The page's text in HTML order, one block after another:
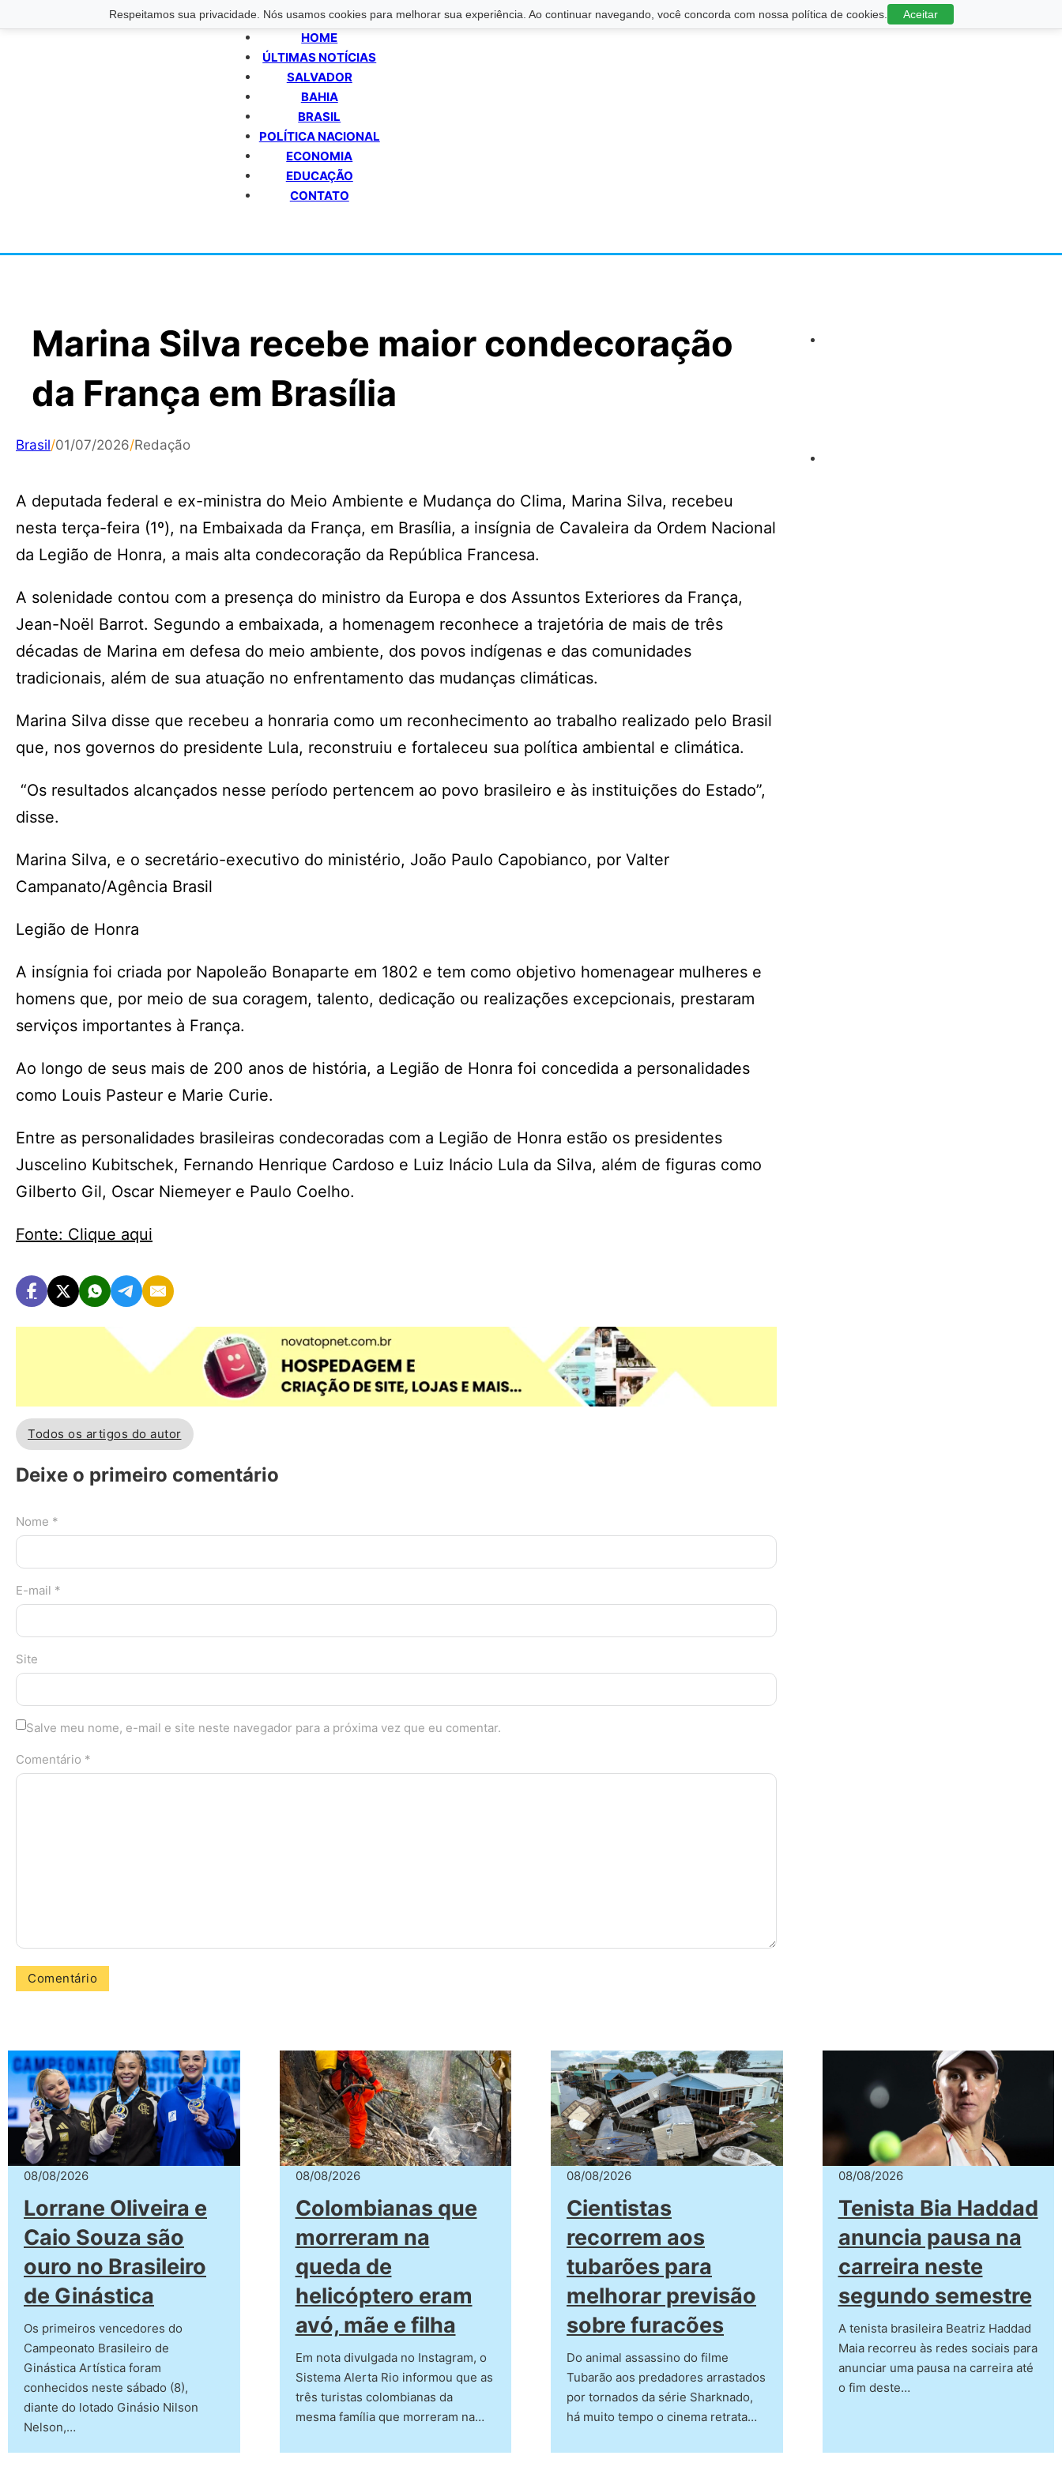
Respeitamos sua privacidade. Nós usamos cookies para melhorar sua experiência. Ao continuar navegando, você concorda com nossa política de cookies. Aceitar
HOME
ÚLTIMAS NOTÍCIAS
SALVADOR
BAHIA
BRASIL
POLÍTICA NACIONAL
ECONOMIA
EDUCAÇÃO
CONTATO
Marina Silva recebe maior condecoração
da França em Brasília
Brasil/01/07/2026/Redação
A deputada federal e ex-ministra do Meio Ambiente e Mudança do Clima, Marina Silva, recebeu
nesta terça-feira (1º), na Embaixada da França, em Brasília, a insígnia de Cavaleira da Ordem Nacional
da Legião de Honra, a mais alta condecoração da República Francesa.
A solenidade contou com a presença do ministro da Europa e dos Assuntos Exteriores da França,
Jean-Noël Barrot. Segundo a embaixada, a homenagem reconhece a trajetória de mais de três
décadas de Marina em defesa do meio ambiente, dos povos indígenas e das comunidades
tradicionais, além de sua atuação no enfrentamento das mudanças climáticas.
Marina Silva disse que recebeu a honraria como um reconhecimento ao trabalho realizado pelo Brasil
que, nos governos do presidente Lula, reconstruiu e fortaleceu sua política ambiental e climática.
“Os resultados alcançados nesse período pertencem ao povo brasileiro e às instituições do Estado”,
disse.
Marina Silva, e o secretário-executivo do ministério, João Paulo Capobianco, por Valter
Campanato/Agência Brasil
Legião de Honra
A insígnia foi criada por Napoleão Bonaparte em 1802 e tem como objetivo homenagear mulheres e
homens que, por meio de sua coragem, talento, dedicação ou realizações excepcionais, prestaram
serviços importantes à França.
Ao longo de seus mais de 200 anos de história, a Legião de Honra foi concedida a personalidades
como Louis Pasteur e Marie Curie.
Entre as personalidades brasileiras condecoradas com a Legião de Honra estão os presidentes
Juscelino Kubitschek, Fernando Henrique Cardoso e Luiz Inácio Lula da Silva, além de figuras como
Gilberto Gil, Oscar Niemeyer e Paulo Coelho.
Fonte: Clique aqui
Todos os artigos do autor
Deixe o primeiro comentário
Nome *
E-mail *
Site
Salve meu nome, e-mail e site neste navegador para a próxima vez que eu comentar.
Comentário *
08/08/2026
Lorrane Oliveira e
Caio Souza são
ouro no Brasileiro
de Ginástica
Os primeiros vencedores do
Campeonato Brasileiro de
Ginástica Artística foram
conhecidos neste sábado (8),
diante do lotado Ginásio Nilson
Nelson,…
08/08/2026
Colombianas que
morreram na
queda de
helicóptero eram
avó, mãe e filha
Em nota divulgada no Instagram, o
Sistema Alerta Rio informou que as
três turistas colombianas da
mesma família que morreram na…
08/08/2026
Cientistas
recorrem aos
tubarões para
melhorar previsão
sobre furacões
Do animal assassino do filme
Tubarão aos predadores arrastados
por tornados da série Sharknado,
há muito tempo o cinema retrata…
08/08/2026
Tenista Bia Haddad
anuncia pausa na
carreira neste
segundo semestre
A tenista brasileira Beatriz Haddad
Maia recorreu às redes sociais para
anunciar uma pausa na carreira até
o fim deste…